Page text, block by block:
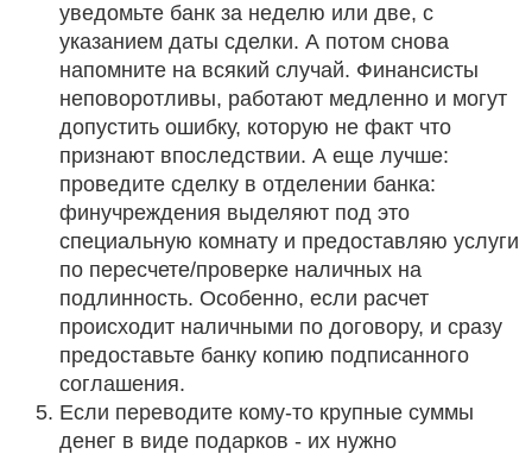
уведомьте банк за неделю или две, с
указанием даты сделки. А потом снова
напомните на всякий случай. Финансисты
неповоротливы, работают медленно и могут
допустить ошибку, которую не факт что
признают впоследствии. А еще лучше:
проведите сделку в отделении банка:
финучреждения выделяют под это
специальную комнату и предоставляю услуги
по пересчете/проверке наличных на
подлинность. Особенно, если расчет
происходит наличными по договору, и сразу
предоставьте банку копию подписанного
соглашения.
Если переводите кому-то крупные суммы
денег в виде подарков - их нужно